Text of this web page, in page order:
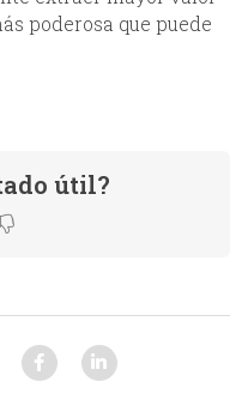
poderosa que puede
útil?